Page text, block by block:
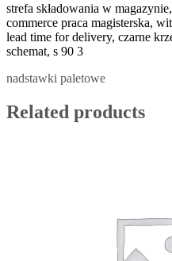
strefa składowania w
commerce praca magisterska,
lead time for delivery, czarne
schemat, s 90 3
nadstawki paletowe
Related products